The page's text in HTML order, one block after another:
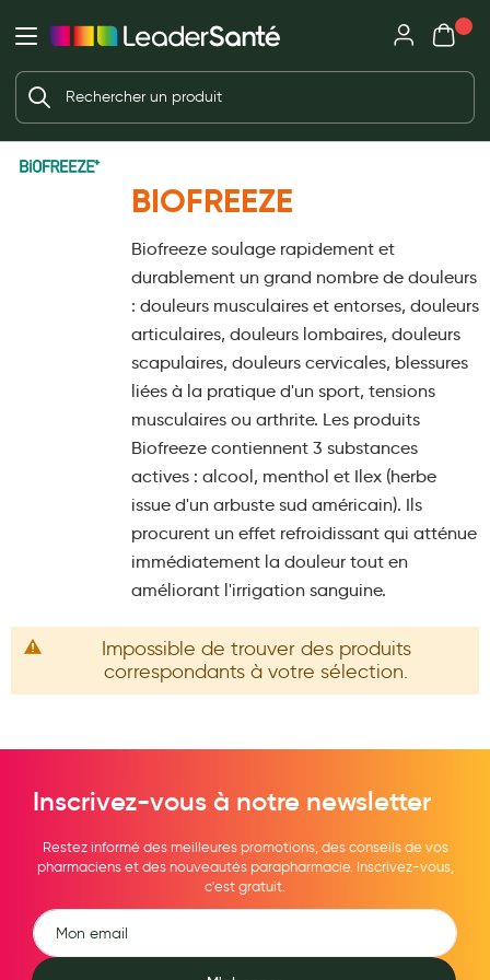
Ma Pharmacie LeaderSanté
Ouvrir l'application
Ouvrir
Créer un compte
Mon
Votre panier est vide
Beauté et soin
Visage
Soins mains et ongles
Dentifrices et bains de bouche
Brosses à dents et accessoires dentaires
Crème solaire - Visage et corps
Préservatifs - Gels lubrifiants
Accessoires, coutellerie, brosserie
Beauté au naturel
Huiles
Soins bébé
Couches
BIOFREEZE
Biofreeze soulage rapidement et
durablement un grand nombre de douleurs
: douleurs musculaires et entorses, douleurs
articulaires, douleurs lombaires, douleurs
scapulaires, douleurs cervicales, blessures
liées à la pratique d'un sport, tensions
musculaires ou arthrite. Les produits
Biofreeze contiennent 3 substances
actives : alcool, menthol et Ilex (herbe
issue d'un arbuste sud américain). Ils
procurent un effet refroidissant qui atténue
immédiatement la douleur tout en
améliorant l'irrigation sanguine.
Impossible de trouver des produits
correspondants à votre sélection.
Inscrivez-vous à notre newsletter
Restez informé des meilleures promotions, des conseils de vos
pharmaciens et des nouveautés parapharmacie. Inscrivez-vous,
c'est gratuit.